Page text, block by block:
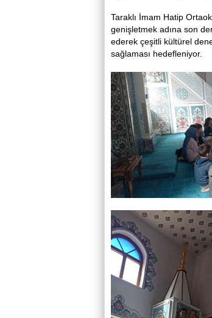
Taraklı İmam Hatip
genişletmek adına son
ederek çeşitli kültürel
sağlaması hedefleniyor.